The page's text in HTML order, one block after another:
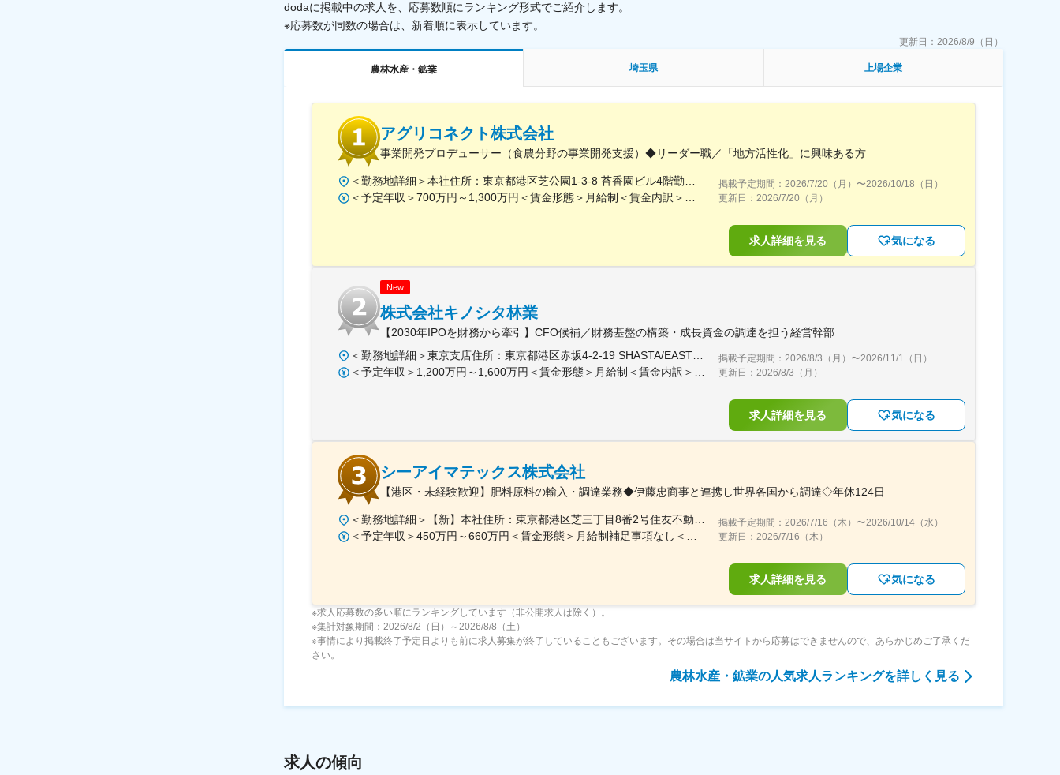
dodaに掲載中の求人を、応募数順にランキング形式でご紹介します。
※応募数が同数の場合は、新着順に表示しています。
更新日： 2026/8/9（日）
農林水産・鉱業 埼玉県 上場企業
アグリコネクト株式会社
事業開発プロデューサー（食農分野の事業開発支援）◆リーダー職／「地方活性化」に興味ある方
＜勤務地詳細＞本社住所：東京都港区芝公園1-3-8 苔香園ビル4階勤務地最寄駅：都営三田線／御成門駅受動喫煙対策：屋内全面禁煙変更の範囲：会社の定める事業所
＜予定年収＞700万円～1,300万円＜賃金形態＞月給制＜賃金内訳＞月額（基本給）：400,000円～650,000円固定残業手当/月：92,640円～150,510円（固定残業時間30時間0分/月）超過した時間外労働の残業手当は追加支給＜月給＞492,640円～800,510円（一律手当を含む）＜昇給有無＞有＜残業手当＞有＜給与補足＞※給与は職歴、スキルなどに応じて相談※役職がつく場合は、別途、役職手当（50,000円～10,000円）を支給※マネージャー職以上の場合は、管理職のため残業代支給対象外■昇給：年1回（4月）■賞与：年1回（12月）賃金はあくまでも目安の金額であり、選考を通じて上下する可能性があります。月給(月額)は固定手当を含めた表記です。
掲載予定期間： 2026/7/20（月） 〜2026/10/18（日）
更新日： 2026/7/20（月）
求人詳細を見る 気になる
New
株式会社キノシタ林業
【2030年IPOを財務から牽引】CFO候補／財務基盤の構築・成長資金の調達を担う経営幹部
＜勤務地詳細＞東京支店住所：東京都港区赤坂4-2-19 SHASTA/EAST 5F勤務地最寄駅：東京メトロ線／赤坂見附駅受動喫煙対策：屋内全面禁煙変更の範囲：会社の定める事業所
＜予定年収＞1,200万円～1,600万円＜賃金形態＞月給制＜賃金内訳＞月額（基本給）：625,000円～875,000円固定残業手当/月：191,360円～267,920円（固定残業時間40時間0分/月）超過した時間外労働の残業手当は追加支給＜月給＞816,360円～1,142,920円（一律手当を含む）＜昇給有無＞有＜残業手当＞有＜給与補足＞※実績に応じて柔軟に検討します。■賞与：年2回（6、12月）■昇給：年1回（3、9月）賃金はあくまでも目安の金額であり、選考を通じて上下する可能性があります。月給(月額)は固定手当を含めた表記です。
掲載予定期間： 2026/8/3（月） 〜2026/11/1（日）
更新日： 2026/8/3（月）
求人詳細を見る 気になる
シーアイマテックス株式会社
【港区・未経験歓迎】肥料原料の輸入・調達業務◆伊藤忠商事と連携し世界各国から調達◇年休124日
＜勤務地詳細＞【新】本社住所：東京都港区芝三丁目8番2号住友不動産芝公園ファーストビル９階 勤務地最寄駅：都営地下鉄三田線／芝公園駅受動喫煙対策：屋内全面禁煙変更の範囲：会社の定める事業所
＜予定年収＞450万円～660万円＜賃金形態＞月給制補足事項なし＜賃金内訳＞月額（基本給）：280,000円～378,000円＜月給＞280,000円～378,000円＜昇給有無＞有＜残業手当＞有＜給与補足＞■賞与：年2回（6月/12月）■モデル年収：年収510万円 30歳（月給280,000円＋賞与）※時間外手当除く年収620万円 37歳（月給356,000円＋賞与）※時間外手当除く賃金はあくまでも目安の金額であり、選考を通じて上下する可能性があります。月給(月額)は固定手当を含めた表記です。
掲載予定期間： 2026/7/16（木） 〜2026/10/14（水）
更新日： 2026/7/16（木）
求人詳細を見る 気になる
※求人応募数の多い順にランキングしています（非公開求人は除く）。
※集計対象期間：2026/8/2（日）～2026/8/8（土）
※事情により掲載終了予定日よりも前に求人募集が終了していることもございます。その場合は当サイトから応募はできませんので、あらかじめご了承くだ
さい。
農林水産・鉱業の人気求人ランキングを詳しく見る
求人の傾向